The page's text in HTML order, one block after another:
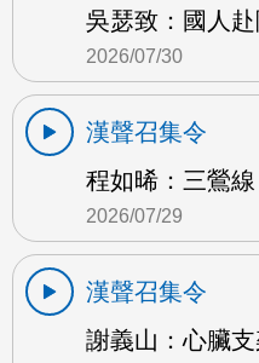
吳瑟致：國人
2026/07/30
漢聲召集令
程如晞：三鶯
2026/07/29
漢聲召集令
謝義山：心臟